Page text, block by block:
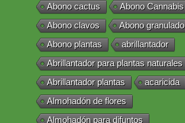
Abono cactus
Abono Cannabis
Abono clavos
Abono granulado
Abono plantas
abrillantador
Abrillantador para plantas naturales
Abrillantador plantas
acaricida
Almohadón de flores
Almohadón para difuntos